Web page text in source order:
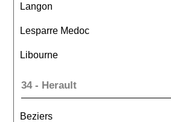
Langon
Lesparre Medoc
Libourne
34 - Herault
Beziers